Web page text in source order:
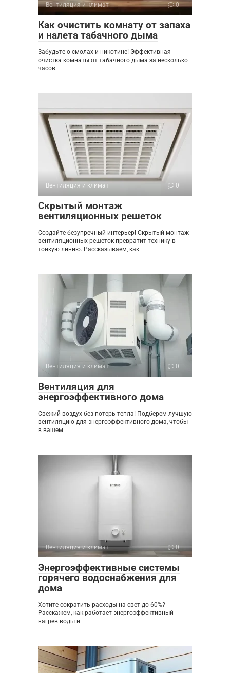
Вентиляция и климат 0
Как очистить комнату от запаха
и налета табачного дыма
Забудьте о смолах и никотине! Эффективная
очистка комнаты от табачного дыма за несколько
часов.
Вентиляция и климат 0
Скрытый монтаж
вентиляционных решеток
Создайте безупречный интерьер! Скрытый монтаж
вентиляционных решеток превратит технику в
тонкую линию. Рассказываем, как
Вентиляция и климат 0
Вентиляция для
энергоэффективного дома
Свежий воздух без потерь тепла! Подберем лучшую
вентиляцию для энергоэффективного дома, чтобы
в вашем
Вентиляция и климат 0
Энергоэффективные системы
горячего водоснабжения для
дома
Хотите сократить расходы на свет до 60%?
Расскажем, как работает энергоэффективный
нагрев воды и